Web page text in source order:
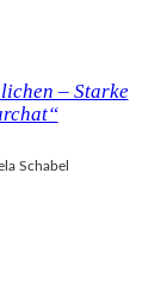
– Starke
Schabel